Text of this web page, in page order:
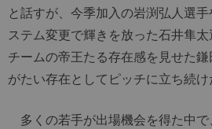
と話すが、今季加入の岩渕弘人選
ステム変更で輝きを放った石井隼太
チームの帝王たる存在感を見せた
がたい存在としてピッチに立ち続け
多くの若手が出場機会を得た中で